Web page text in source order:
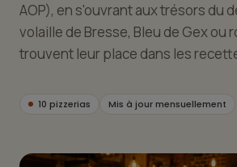
AOP), en s'ouvrant aux trésors du
volaille de Bresse, Bleu de Gex ou
trouvent leur place dans les
10 pizzerias Mis à jour mensuellement